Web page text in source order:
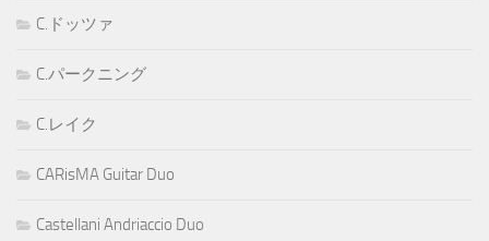
C.ドッツァ
C.パークニング
C.レイク
CARisMA Guitar Duo
Castellani Andriaccio Duo